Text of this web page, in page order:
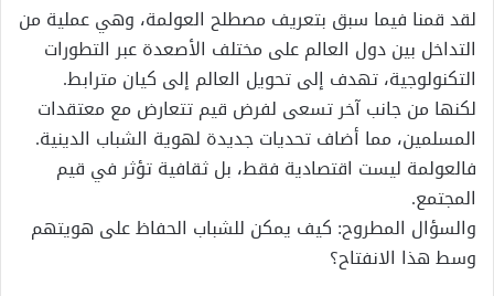
لقد قمنا فيما سبق بتعريف مصطلح العولمة، وهي عملية من
التداخل بين دول العالم على مختلف الأصعدة عبر التطورات
التكنولوجية، تهدف إلى تحويل العالم إلى كيان مترابط.
لكنها من جانب آخر تسعى لفرض قيم تتعارض مع معتقدات
المسلمين، مما أضاف تحديات جديدة لهوية الشباب الدينية.
فالعولمة ليست اقتصادية فقط، بل ثقافية تؤثر في قيم
المجتمع.
والسؤال المطروح: كيف يمكن للشباب الحفاظ على هويتهم
وسط هذا الانفتاح؟